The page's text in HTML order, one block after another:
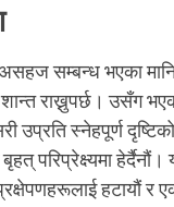
सम्बन्ध भएका
राख्नुपर्छ। उसँग
उप्रति स्नेहपूर्ण
परिप्रेक्ष्यमा
हटायौं र